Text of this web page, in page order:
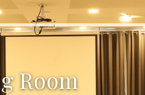
Room